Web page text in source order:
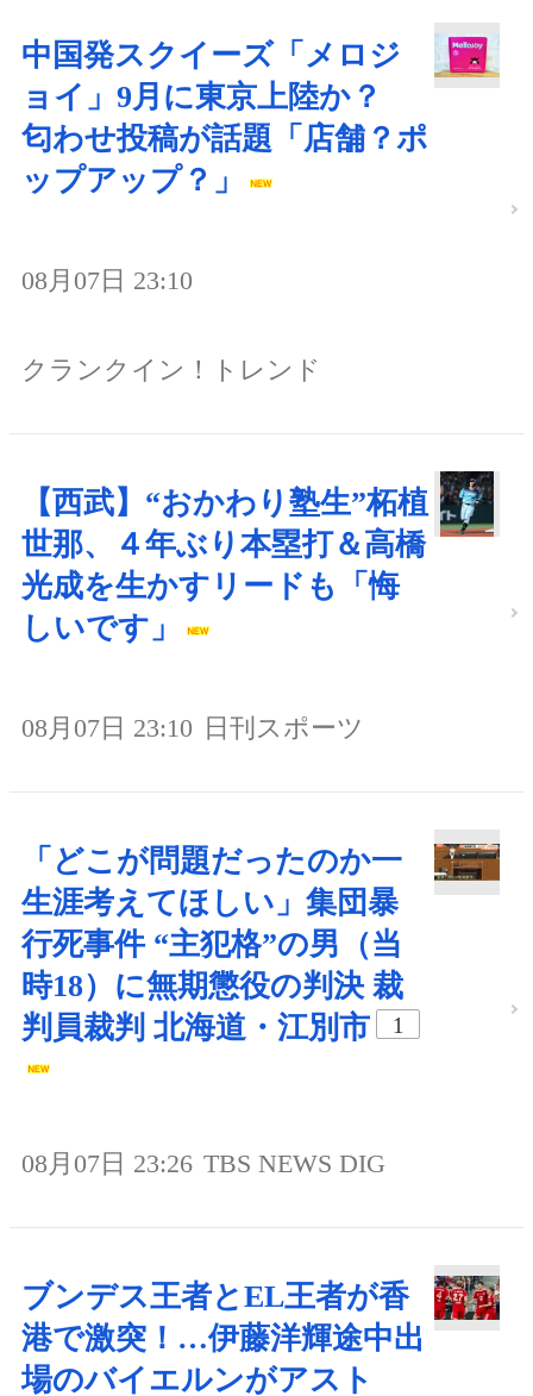
中国発スクイーズ「メロジ
ョイ」9月に東京上陸か？
匂わせ投稿が話題「店舗？ポ
ップアップ？」
08月07日 23:10
クランクイン！トレンド
【西武】“おかわり塾生”柘植
世那、４年ぶり本塁打＆高橋
光成を生かすリードも「悔
しいです」
08月07日 23:10 日刊スポーツ
「どこが問題だったのか一
生涯考えてほしい」集団暴
行死事件 “主犯格”の男（当
時18）に無期懲役の判決 裁
判員裁判 北海道・江別市
1
08月07日 23:26 TBS NEWS DIG
ブンデス王者とEL王者が香
港で激突！…伊藤洋輝途中出
場のバイエルンがアスト